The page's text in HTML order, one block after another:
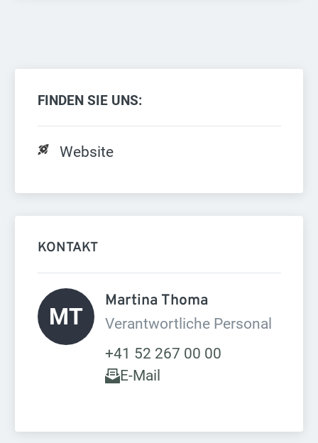
FINDEN SIE UNS:
Website
KONTAKT
MT
Martina Thoma
Verantwortliche Personal
+41 52 267 00 00
E-Mail